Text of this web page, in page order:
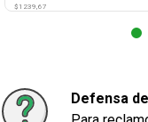
$ 1239,67
Defensa